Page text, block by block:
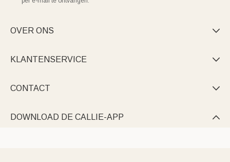
OVER ONS 
KLANTENSERVICE 
CONTACT 
DOWNLOAD DE CALLIE-APP 